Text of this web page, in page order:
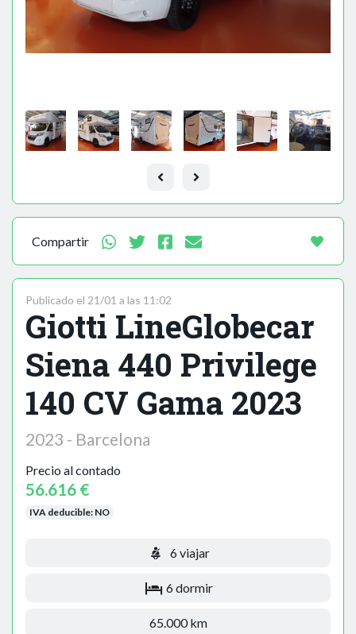
Compartir
Publicado el 21/01 a las 11:02
Giotti LineGlobecar
Siena 440 Privilege
140 CV Gama 2023
2023 - Barcelona
Precio al contado
56.616 €
IVA deducible: NO
6 viajar
6 dormir
65.000 km